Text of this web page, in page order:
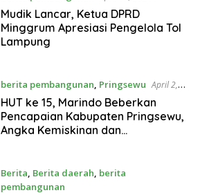
Mudik Lancar, Ketua DPRD
Minggrum Apresiasi Pengelola Tol
Lampung
berita pembangunan, Pringsewu April 2,
2024
HUT ke 15, Marindo Beberkan
Pencapaian Kabupaten Pringsewu,
Angka Kemiskinan dan
Berita, Berita daerah, berita
pembangunan